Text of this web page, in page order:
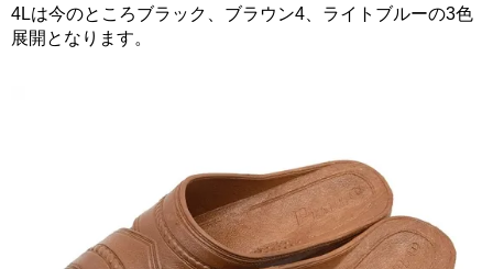
4Lは今のところブラック、ブラウン4、ライトブルーの3色
展開となります。